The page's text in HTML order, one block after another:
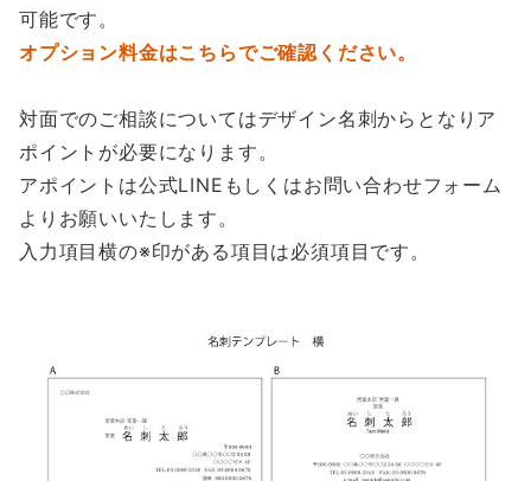
可能です。
オプション料金はこちらでご確認ください。
対面でのご相談についてはデザイン名刺からとなりア
ポイントが必要になります。
アポイントは公式LINEもしくはお問い合わせフォーム
よりお願いいたします。
入力項目横の※印がある項目は必須項目です。